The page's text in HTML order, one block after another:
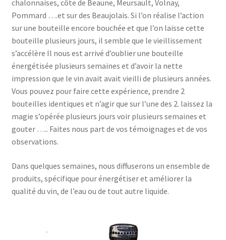
chalonnaises, côte de Beaune, Meursault, Volnay,
Pommard ….et sur des Beaujolais. Si l’on réalise l’action
sur une bouteille encore bouchée et que l’on laisse cette
bouteille plusieurs jours, il semble que le vieillissement
s’accélère Il nous est arrivé d’oublier une bouteille
énergétisée plusieurs semaines et d’avoir la nette
impression que le vin avait avait vieilli de plusieurs années.
Vous pouvez pour faire cette expérience, prendre 2
bouteilles identiques et n’agir que sur l’une des 2. laissez la
magie s’opérée plusieurs jours voir plusieurs semaines et
gouter ….. Faites nous part de vos témoignages et de vos
observations.
Dans quelques semaines, nous diffuserons un ensemble de
produits, spécifique pour énergétiser et améliorer la
qualité du vin, de l’eau ou de tout autre liquide.